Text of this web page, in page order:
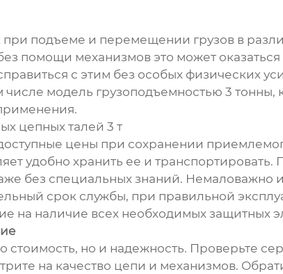
подъеме и перемещении грузов в
помощи механизмов это может
с этим без особых физических
модель грузоподъемностью 3 тонны,
цепных талей 3 т
цены при сохранении
удобно хранить ее и транспортировать.
без специальных знаний. Немаловажно
срок службы, при правильной
на наличие всех необходимых защитных
но и надежность. Проверьте
на качество цепи и механизмов.